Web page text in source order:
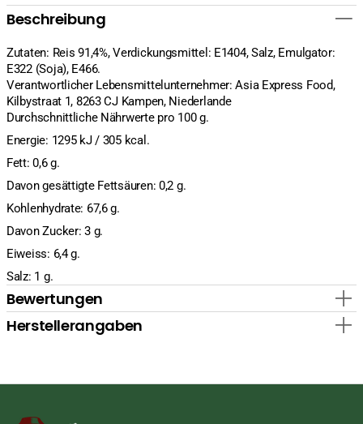
Beschreibung
Zutaten: Reis 91,4%, Verdickungsmittel: E1404, Salz, Emulgator:
E322 (Soja), E466.
Verantwortlicher Lebensmittelunternehmer: Asia Express Food,
Kilbystraat 1, 8263 CJ Kampen, Niederlande
Durchschnittliche Nährwerte pro 100 g.
Energie: 1295 kJ / 305 kcal.
Fett: 0,6 g.
Davon gesättigte Fettsäuren: 0,2 g.
Kohlenhydrate: 67,6 g.
Davon Zucker: 3 g.
Eiweiss: 6,4 g.
Salz: 1 g.
Bewertungen
Herstellerangaben